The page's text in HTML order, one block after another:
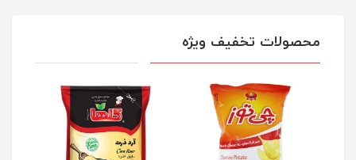
محصولات تخفیف ویژه